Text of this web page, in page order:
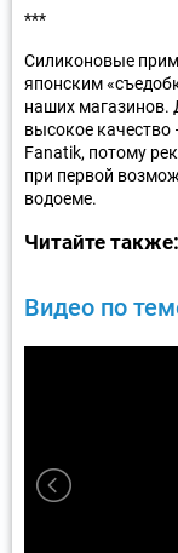
***
Силиконовые
японским
наших магазинов.
высокое качество
Fanatik, потому
при первой
водоеме.
Читайте также:
Видео по